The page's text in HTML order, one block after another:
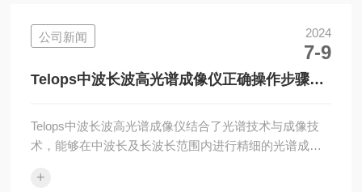
接影响到数据采集的质量、效率和适用性。以下是一些
主要考虑因素：1、技术参数技术参数包括激光波长、脉
冲频率、测距精度和扫描角度等。波长通常在近红外范
围内，这对于植被监测和环境研究尤为重要。脉冲频...
公司新闻 2024
7-9
Telops中波长波高光谱成像仪正确操作步骤的
Telops中波长波高光谱成像仪结合了光谱技术与成像技
术，能够在中波长及长波长范围内进行精细的光谱成
并解析目标物在特定波长下的光谱特征，为科研、环境
+